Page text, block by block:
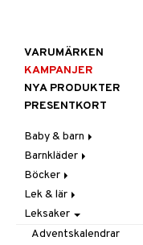
VARUMÄRKEN
KAMPANJER
NYA PRODUKTER
PRESENTKORT
Baby & barn
Accessoarer
För håret
Hattar & Mössor
Övrigt
Plånböcker
Aktivitet
Babygym
Babysitters
Bit & Skallra
Äta
Barnservis
Haklappar
Badrockar & Handdukar
Barnvagnstillbehör
Barnkläder
Accessoarer
Kepsar & Solhattar
Badkläder & UV-kläder
Klänningar
Nederdelar
Böcker
Dagböcker
Läs & Lär
Målarböcker
Lek & lär
Experiment
Inlärningsspel
Leksaker
Adventskalendrar